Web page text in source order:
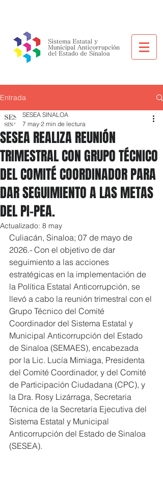
Entrada
SESEA REALIZA REUNIÓN
TRIMESTRAL CON GRUPO TÉCNICO
DEL COMITÉ COORDINADOR PARA
DAR SEGUIMIENTO A LAS METAS
DEL PI-PEA.
SESEA SINALOA
7 may 2 min de lectura
Actualizado: 8 may
Culiacán, Sinaloa; 07 de mayo de
2026.- Con el objetivo de dar
seguimiento a las acciones
estratégicas en la implementación de
la Política Estatal Anticorrupción, se
llevó a cabo la reunión trimestral con el
Grupo Técnico del Comité
Coordinador del Sistema Estatal y
Municipal Anticorrupción del Estado
de Sinaloa (SEMAES), encabezada
por la Lic. Lucía Mimiaga, Presidenta
del Comité Coordinador, y del Comité
de Participación Ciudadana (CPC), y
la Dra. Rosy Lizárraga, Secretaria
Técnica de la Secretaría Ejecutiva del
Sistema Estatal y Municipal
Anticorrupción del Estado de Sinaloa
(SESEA).